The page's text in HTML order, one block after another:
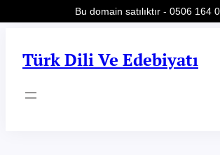
Türk Dili Ve Edebiyatı
Bu domain satılıktır - 0506 164